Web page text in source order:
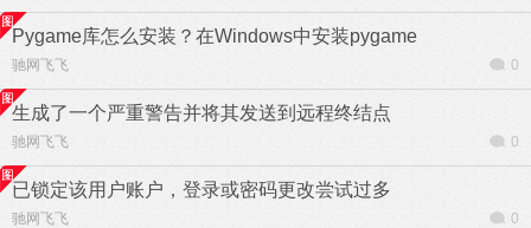
Pygame库怎么安装？在Windows中安装pygame
驰网飞飞 0
生成了一个严重警告并将其发送到远程终结点
驰网飞飞 0
已锁定该用户账户，登录或密码更改尝试过多
驰网飞飞 0